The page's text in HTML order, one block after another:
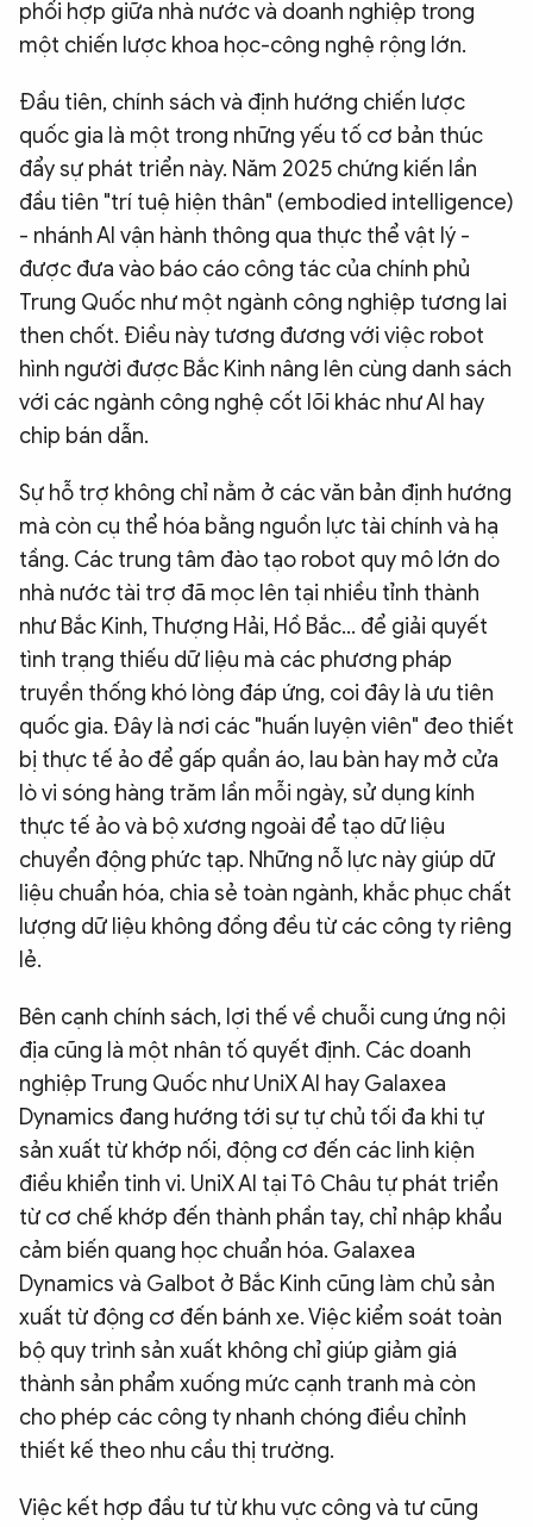
phối hợp giữa nhà nước và doanh nghiệp trong
một chiến lược khoa học-công nghệ rộng lớn.
Đầu tiên, chính sách và định hướng chiến lược
quốc gia là một trong những yếu tố cơ bản thúc
đẩy sự phát triển này. Năm 2025 chứng kiến lần
đầu tiên "trí tuệ hiện thân" (embodied intelligence)
- nhánh AI vận hành thông qua thực thể vật lý -
được đưa vào báo cáo công tác của chính phủ
Trung Quốc như một ngành công nghiệp tương lai
then chốt. Điều này tương đương với việc robot
hình người được Bắc Kinh nâng lên cùng danh sách
với các ngành công nghệ cốt lõi khác như AI hay
chip bán dẫn.
Sự hỗ trợ không chỉ nằm ở các văn bản định hướng
mà còn cụ thể hóa bằng nguồn lực tài chính và hạ
tầng. Các trung tâm đào tạo robot quy mô lớn do
nhà nước tài trợ đã mọc lên tại nhiều tỉnh thành
như Bắc Kinh, Thượng Hải, Hồ Bắc... để giải quyết
tình trạng thiếu dữ liệu mà các phương pháp
truyền thống khó lòng đáp ứng, coi đây là ưu tiên
quốc gia. Đây là nơi các "huấn luyện viên" đeo thiết
bị thực tế ảo để gấp quần áo, lau bàn hay mở cửa
lò vi sóng hàng trăm lần mỗi ngày, sử dụng kính
thực tế ảo và bộ xương ngoài để tạo dữ liệu
chuyển động phức tạp. Những nỗ lực này giúp dữ
liệu chuẩn hóa, chia sẻ toàn ngành, khắc phục chất
lượng dữ liệu không đồng đều từ các công ty riêng
lẻ.
Bên cạnh chính sách, lợi thế về chuỗi cung ứng nội
địa cũng là một nhân tố quyết định. Các doanh
nghiệp Trung Quốc như UniX AI hay Galaxea
Dynamics đang hướng tới sự tự chủ tối đa khi tự
sản xuất từ khớp nối, động cơ đến các linh kiện
điều khiển tinh vi. UniX AI tại Tô Châu tự phát triển
từ cơ chế khớp đến thành phần tay, chỉ nhập khẩu
cảm biến quang học chuẩn hóa. Galaxea
Dynamics và Galbot ở Bắc Kinh cũng làm chủ sản
xuất từ động cơ đến bánh xe. Việc kiểm soát toàn
bộ quy trình sản xuất không chỉ giúp giảm giá
thành sản phẩm xuống mức cạnh tranh mà còn
cho phép các công ty nhanh chóng điều chỉnh
thiết kế theo nhu cầu thị trường.
Việc kết hợp đầu tư từ khu vực công và tư cũng